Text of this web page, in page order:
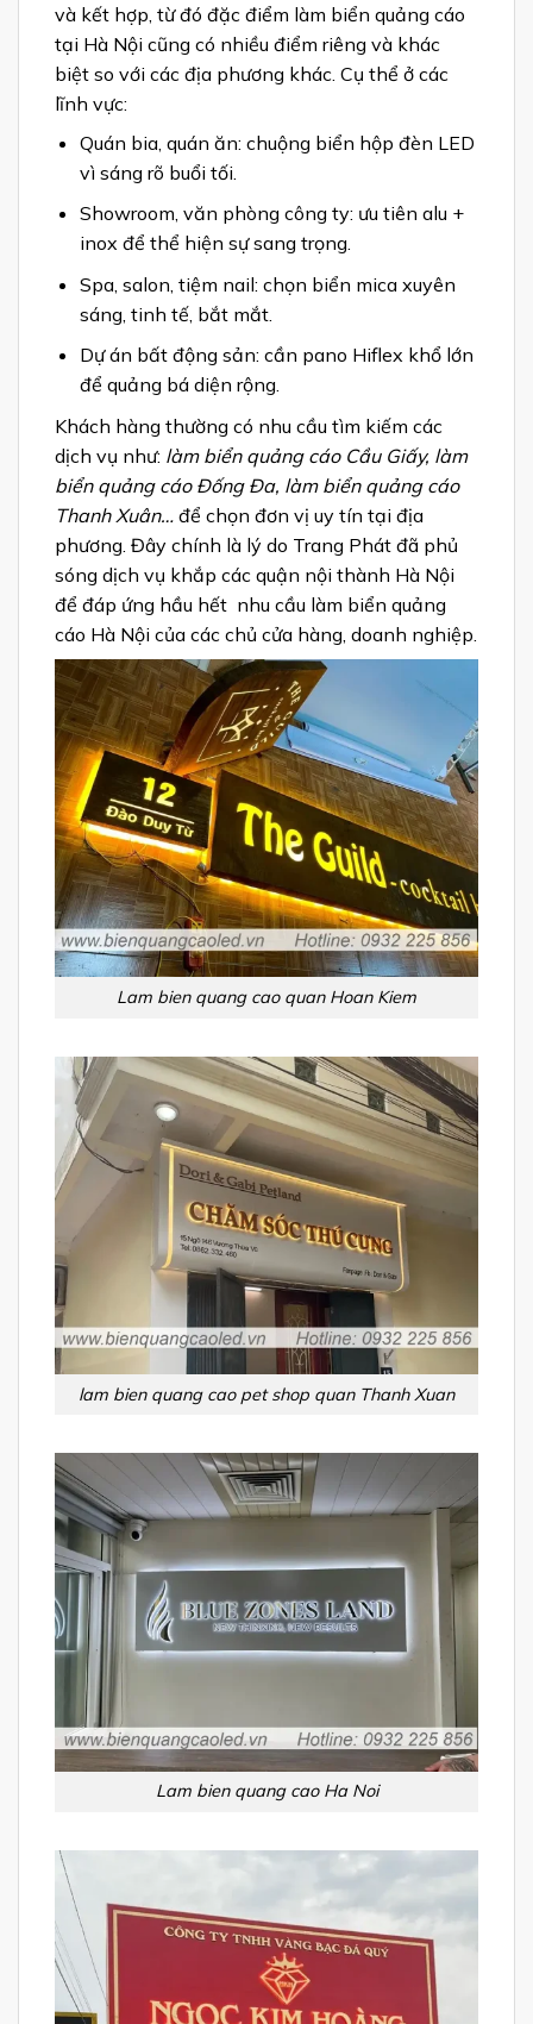
và kết hợp, từ đó đặc điểm làm biển quảng cáo
tại Hà Nội cũng có nhiều điểm riêng và khác
biệt so với các địa phương khác. Cụ thể ở các
lĩnh vực:
Quán bia, quán ăn: chuộng biển hộp đèn LED
vì sáng rõ buổi tối.
Showroom, văn phòng công ty: ưu tiên alu +
inox để thể hiện sự sang trọng.
Spa, salon, tiệm nail: chọn biển mica xuyên
sáng, tinh tế, bắt mắt.
Dự án bất động sản: cần pano Hiflex khổ lớn
để quảng bá diện rộng.
Khách hàng thường có nhu cầu tìm kiếm các
dịch vụ như: làm biển quảng cáo Cầu Giấy, làm
biển quảng cáo Đống Đa, làm biển quảng cáo
Thanh Xuân… để chọn đơn vị uy tín tại địa
phương. Đây chính là lý do Trang Phát đã phủ
sóng dịch vụ khắp các quận nội thành Hà Nội
để đáp ứng hầu hết nhu cầu làm biển quảng
cáo Hà Nội của các chủ cửa hàng, doanh nghiệp.
Lam bien quang cao quan Hoan Kiem
lam bien quang cao pet shop quan Thanh Xuan
Lam bien quang cao Ha Noi